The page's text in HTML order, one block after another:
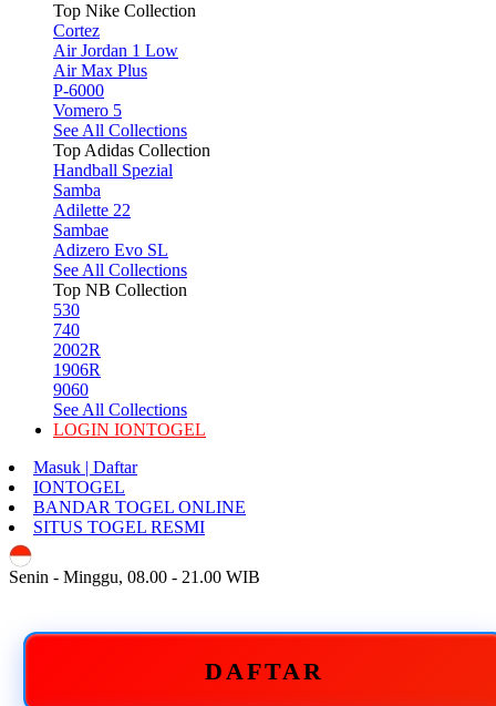
Top Nike Collection
Cortez
Air Jordan 1 Low
Air Max Plus
P-6000
Vomero 5
See All Collections
Top Adidas Collection
Handball Spezial
Samba
Adilette 22
Sambae
Adizero Evo SL
See All Collections
Top NB Collection
530
740
2002R
1906R
9060
See All Collections
LOGIN IONTOGEL
Masuk | Daftar
IONTOGEL
BANDAR TOGEL ONLINE
SITUS TOGEL RESMI
Senin - Minggu, 08.00 - 21.00 WIB
DAFTAR